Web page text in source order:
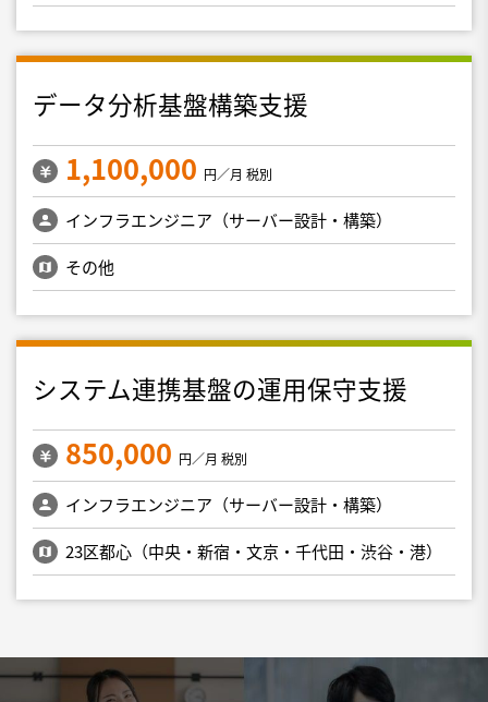
データ分析基盤構築支援
1,100,000 円／月 税別
インフラエンジニア（サーバー設計・構築）
その他
システム連携基盤の運用保守支援
850,000 円／月 税別
インフラエンジニア（サーバー設計・構築）
23区都心（中央・新宿・文京・千代田・渋谷・港）